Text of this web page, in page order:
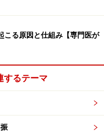
します。ペプシノゲンの
っているということで
ン検査では、「胃の健康
ンは、一部血液中に流れ
です。
ペプシノゲンIは主に胃の
域）から分泌され、IIは
される範囲が異なるた
こる原因と仕組み【専門医が
するテーマ